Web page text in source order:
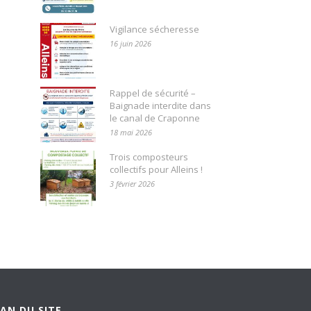
Vigilance sécheresse
16 juin 2026
Rappel de sécurité –
Baignade interdite dans
le canal de Craponne
18 mai 2026
Trois composteurs
collectifs pour Alleins !
3 février 2026